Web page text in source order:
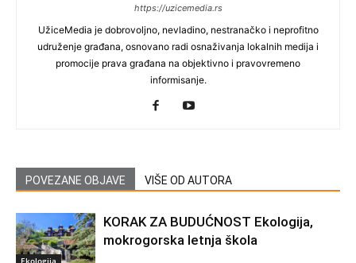
https://uzicemedia.rs
UžiceMedia je dobrovoljno, nevladino, nestranačko i neprofitno
udruženje građana, osnovano radi osnaživanja lokalnih medija i
promocije prava građana na objektivno i pravovremeno
informisanje.
POVEZANE OBJAVE VIŠE OD AUTORA
Ekologija
KORAK ZA BUDUĆNOST Ekologija,
mokrogorska letnja škola